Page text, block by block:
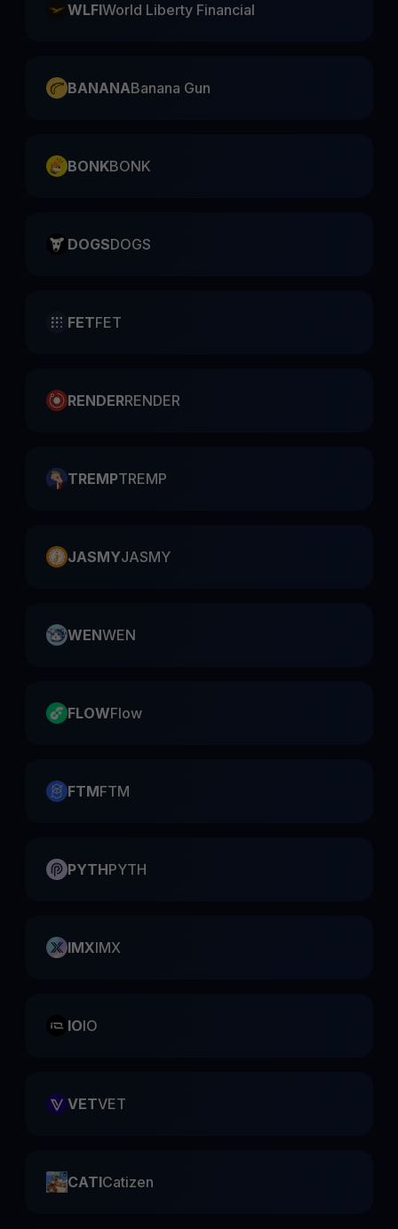
WLFIWorld Liberty Financial
BANANABanana Gun
BONKBONK
DOGSDOGS
FETFET
RENDERRENDER
TREMPTREMP
JASMYJASMY
WENWEN
FLOWFlow
FTMFTM
PYTHPYTH
IMXIMX
IOIO
VETVET
CATICatizen